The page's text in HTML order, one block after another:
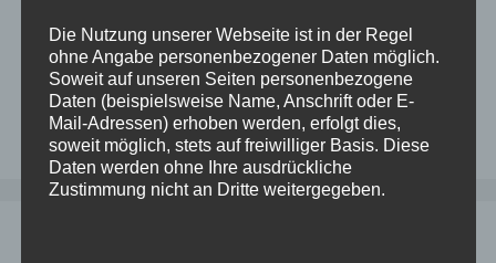
Kategorien
Linux,Oracle
Schlagwörter
EnterpriseManager,OMS,oracle,update,
WLS
Kommentar hinterlassen
Die Nutzung unserer Webseite ist in der Regel
ohne Angabe personenbezogener Daten möglich.
Soweit auf unseren Seiten personenbezogene
Daten (beispielsweise Name, Anschrift oder E-
Mail-Adressen) erhoben werden, erfolgt dies,
soweit möglich, stets auf freiwilliger Basis. Diese
Daten werden ohne Ihre ausdrückliche
Zustimmung nicht an Dritte weitergegeben.